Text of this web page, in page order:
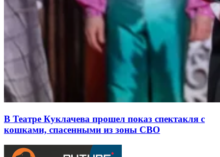
В Театре Куклачева прошел показ спектакля с
кошками, спасенными из зоны СВО